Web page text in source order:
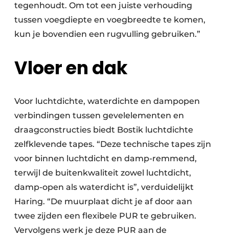
tegenhoudt. Om tot een juiste verhouding
tussen voegdiepte en voegbreedte te komen,
kun je bovendien een rugvulling gebruiken.”
Vloer en dak
Voor luchtdichte, waterdichte en dampopen
verbindingen tussen gevelelementen en
draagconstructies biedt Bostik luchtdichte
zelfklevende tapes. “Deze technische tapes zijn
voor binnen luchtdicht en damp-remmend,
terwijl de buitenkwaliteit zowel luchtdicht,
damp-open als waterdicht is”, verduidelijkt
Haring. “De muurplaat dicht je af door aan
twee zijden een flexibele PUR te gebruiken.
Vervolgens werk je deze PUR aan de